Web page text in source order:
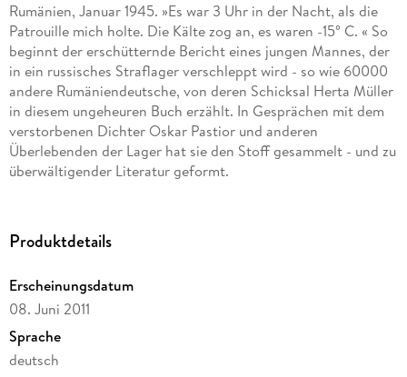
Rumänien, Januar 1945. »Es war 3 Uhr in der Nacht, als die
Patrouille mich holte. Die Kälte zog an, es waren -15° C. « So
beginnt der erschütternde Bericht eines jungen Mannes, der
in ein russisches Straflager verschleppt wird - so wie 60000
andere Rumäniendeutsche, von deren Schicksal Herta Müller
in diesem ungeheuren Buch erzählt. In Gesprächen mit dem
verstorbenen Dichter Oskar Pastior und anderen
Überlebenden der Lager hat sie den Stoff gesammelt - und zu
überwältigender Literatur geformt.
Produktdetails
Erscheinungsdatum
08. Juni 2011
Sprache
deutsch